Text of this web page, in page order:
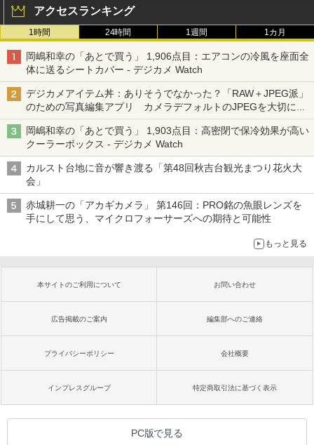
アクセスランキング
1時間 24時間 1週間 1カ月
岡嶋和幸の「あとで買う」 1,906点目：エアコンの冷風を座面全
体に送るシートカバー - デジカメ Watch
デジカメアイテム丼：ありそうでなかった？「RAW＋JPEG派」
のための写真編集アプリ カメラデフォルトのJPEGを大切にす
る「Filmator」
岡嶋和幸の「あとで買う」 1,903点目：高密閉で保冷効果が高い
クーラーボックス - デジカメ Watch
カルスト台地に音が響き渡る「第48回秋吉台観光まつり花火大
会」
赤城耕一の「アカギカメラ」 第146回：PRO銘の魚眼レンズを
手にして思う、マイクロフォーサーズへの期待と可能性
もっと見る
本サイトのご利用について お問い合わせ
広告掲載のご案内 編集部へのご連絡
プライバシーポリシー 会社概要
インプレスグループ 特定商取引法に基づく表示
PC版で見る